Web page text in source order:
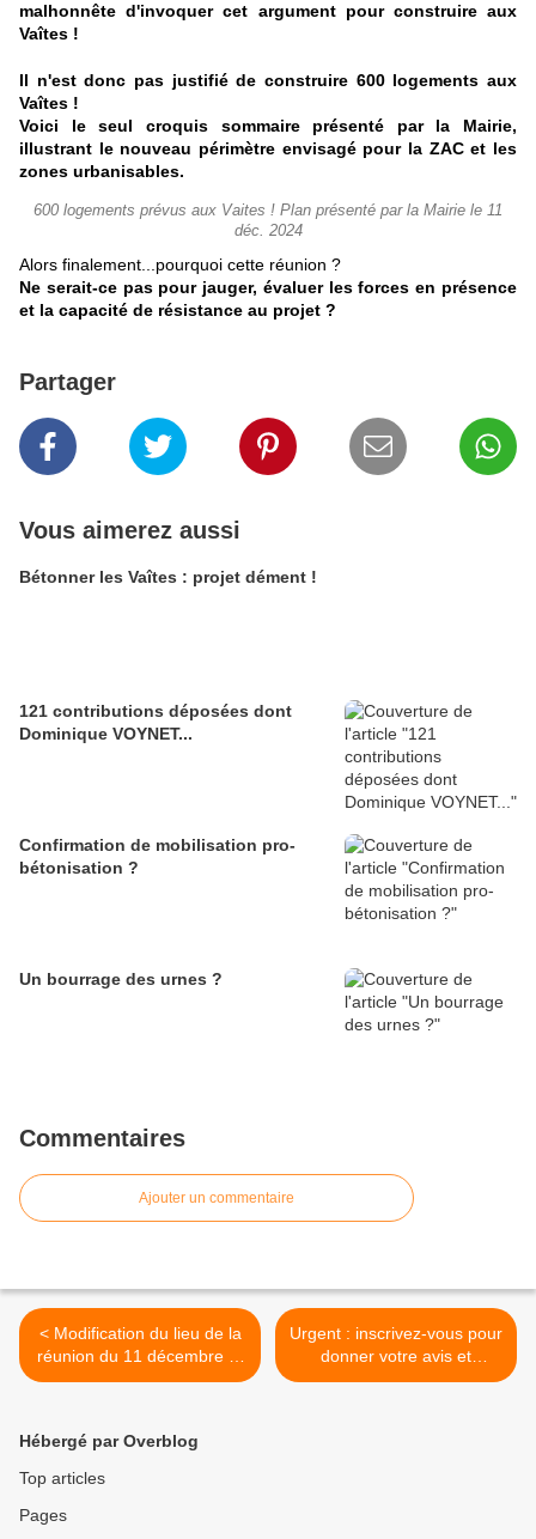
malhonnête d'invoquer cet argument pour construire aux
Vaîtes !
Il n'est donc pas justifié de construire 600 logements aux
Vaîtes !
Voici le seul croquis sommaire présenté par la Mairie,
illustrant le nouveau périmètre envisagé pour la ZAC et les
zones urbanisables.
600 logements prévus aux Vaites ! Plan présenté par la Mairie le 11
déc. 2024
Alors finalement...pourquoi cette réunion ?
Ne serait-ce pas pour jauger, évaluer les forces en présence
et la capacité de résistance au projet ?
Partager
Vous aimerez aussi
Bétonner les Vaîtes : projet dément !
121 contributions déposées dont
Dominique VOYNET...
Confirmation de mobilisation pro-
bétonisation ?
Un bourrage des urnes ?
Commentaires
Ajouter un commentaire
< Modification du lieu de la
réunion du 11 décembre et
lien pour s'inscrire
Urgent : inscrivez-vous pour
donner votre avis et
protéger votre quartier ! >
Hébergé par Overblog
Top articles
Pages